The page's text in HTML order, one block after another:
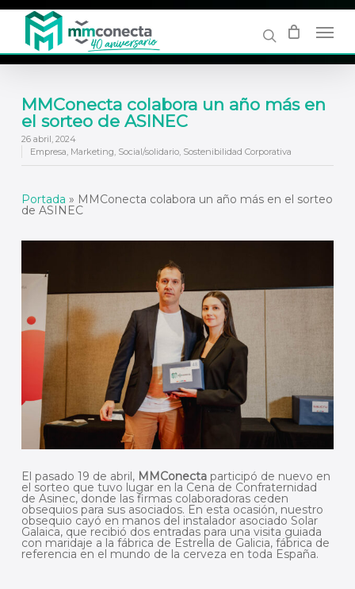
content
MMConecta colabora un año más en
el sorteo de ASINEC
26 abril, 2024
Empresa, Marketing, Social/solidario, Sostenibilidad Corporativa
Portada » MMConecta colabora un año más en el sorteo
de ASINEC
El pasado 19 de abril, MMConectaparticipó de nuevo en
el sorteo que tuvo lugar en la Cena de Confraternidad
de Asinec, donde las firmas colaboradoras ceden
obsequios para sus asociados. En esta ocasión, nuestro
obsequio cayó en manos del instalador asociado Solar
Galaica, que recibió dos entradas para una visita guiada
con maridaje a la fábrica de Estrella de Galicia, fábrica de
referencia en el mundo de la cerveza en toda España.